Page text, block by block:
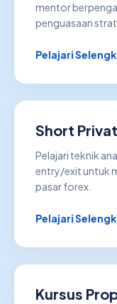
mentor
penguasaan
Pelajari
Short
Pelajari teknik
entry/exit untuk
pasar forex.
Pelajari
Kursus